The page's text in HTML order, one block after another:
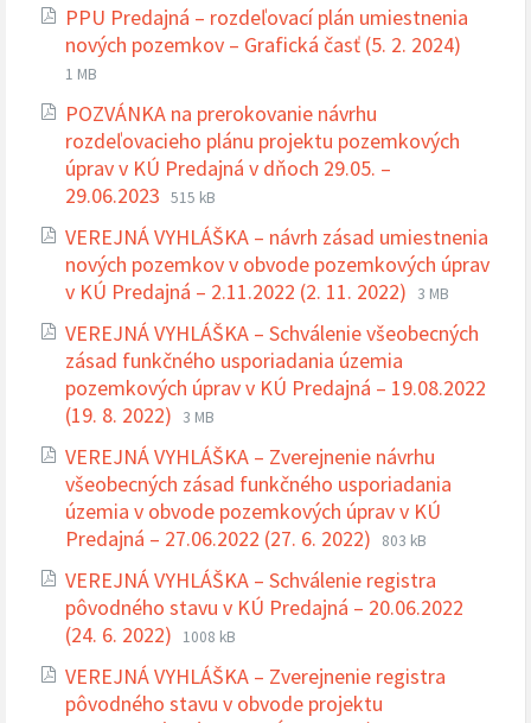
PPU Predajná – rozdeľovací plán umiestnenia
nových pozemkov – Grafická časť (5. 2. 2024)
1 MB
POZVÁNKA na prerokovanie návrhu
rozdeľovacieho plánu projektu pozemkových
úprav v KÚ Predajná v dňoch 29.05. –
29.06.2023 Prípona
súboru:
pdf
Veľkosť
súboru:
515 kB
VEREJNÁ VYHLÁŠKA – návrh zásad umiestnenia
nových pozemkov v obvode pozemkových úprav
v KÚ Predajná – 2.11.2022 (2. 11. 2022) Prípona
pdf
Veľkosť
súboru:
3 MB
VEREJNÁ VYHLÁŠKA – Schválenie všeobecných
zásad funkčného usporiadania územia
pozemkových úprav v KÚ Predajná – 19.08.2022
(19. 8. 2022) Prípona
súboru:
pdf
Veľkosť
súboru:
3 MB
VEREJNÁ VYHLÁŠKA – Zverejnenie návrhu
všeobecných zásad funkčného usporiadania
územia v obvode pozemkových úprav v KÚ
Predajná – 27.06.2022 (27. 6. 2022) Prípona
pdf
Veľkosť
803 kB
VEREJNÁ VYHLÁŠKA – Schválenie registra
pôvodného stavu v KÚ Predajná – 20.06.2022
(24. 6. 2022) Prípona
súboru:
pdf
Veľkosť
súboru:
1008 kB
VEREJNÁ VYHLÁŠKA – Zverejnenie registra
pôvodného stavu v obvode projektu